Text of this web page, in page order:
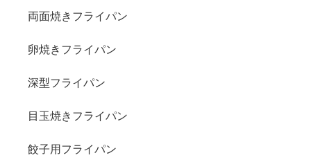
両面焼きフライパン
卵焼きフライパン
深型フライパン
目玉焼きフライパン
餃子用フライパン